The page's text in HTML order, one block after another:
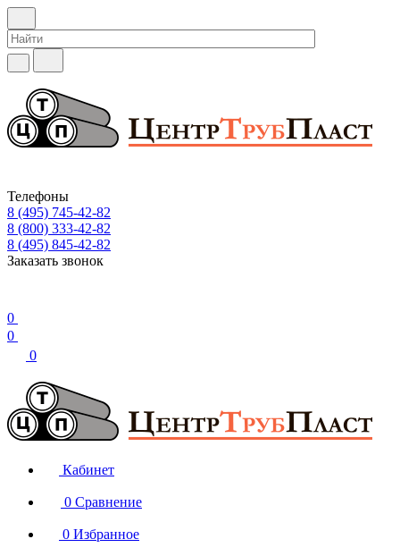
Телефоны
8 (495) 745-42-82
8 (800) 333-42-82
8 (495) 845-42-82
Заказать звонок
0
0
0
Кабинет
0 Сравнение
0 Избранное